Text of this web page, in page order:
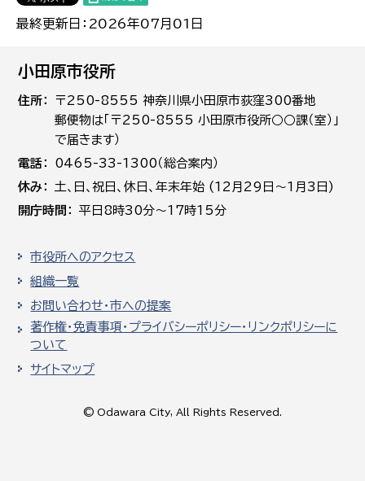
最終更新日：2026年07月01日
小田原市役所
住所
〒250-8555 神奈川県小田原市荻窪300番地
郵便物は「〒250-8555 小田原市役所○○課（室）」
で届きます）
電話
0465-33-1300（総合案内）
休み
土､日､祝日、休日、年末年始 (12月29日～1月3日)
開庁時間
平日8時30分～17時15分
市役所へのアクセス
組織一覧
お問い合わせ・市への提案
著作権・免責事項・プライバシーポリシー・リンクポリシーに
ついて
サイトマップ
© Odawara City, All Rights Reserved.